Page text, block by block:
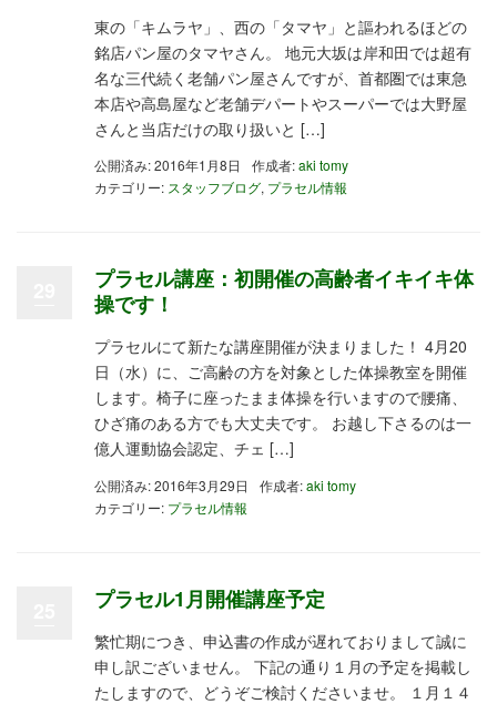
東の「キムラヤ」、西の「タマヤ」と謳われるほどの
銘店パン屋のタマヤさん。 地元大坂は岸和田では超有
名な三代続く老舗パン屋さんですが、首都圏では東急
本店や高島屋など老舗デパートやスーパーでは大野屋
さんと当店だけの取り扱いと […]
公開済み: 2016年1月8日 作成者:aki tomy
カテゴリー: スタッフブログ, プラセル情報
プラセル講座：初開催の高齢者イキイキ体
操です！
プラセルにて新たな講座開催が決まりました！ 4月20
日（水）に、ご高齢の方を対象とした体操教室を開催
します。椅子に座ったまま体操を行いますので腰痛、
ひざ痛のある方でも大丈夫です。 お越し下さるのは一
億人運動協会認定、チェ […]
公開済み: 2016年3月29日 作成者:aki tomy
カテゴリー: プラセル情報
プラセル1月開催講座予定
繁忙期につき、申込書の作成が遅れておりまして誠に
申し訳ございません。 下記の通り１月の予定を掲載し
たしますので、どうぞご検討くださいませ。 １月１４